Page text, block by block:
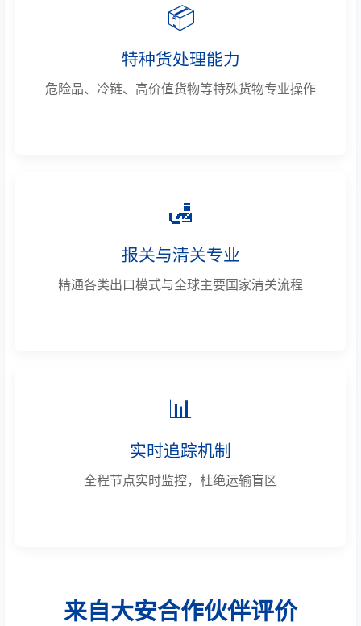
📦
特种货处理能力
危险品、冷链、高价值货物等特殊货物专业操作
🛃
报关与清关专业
精通各类出口模式与全球主要国家清关流程
📊
实时追踪机制
全程节点实时监控，杜绝运输盲区
来自大安合作伙伴评价